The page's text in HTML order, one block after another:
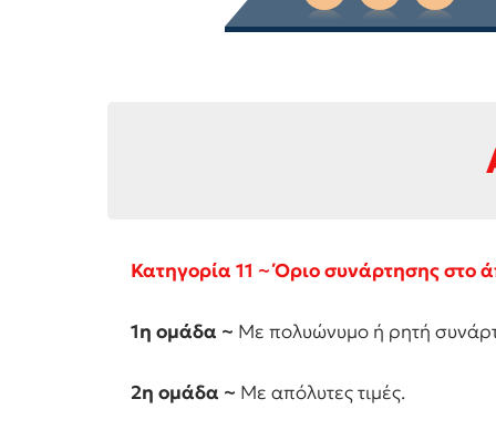
Κατηγορία 11 ~ Όριο συνάρτησης στο
1η ομάδα ~ Με πολυώνυμο ή ρητή
2η ομάδα ~ Με απόλυτες τιμές.